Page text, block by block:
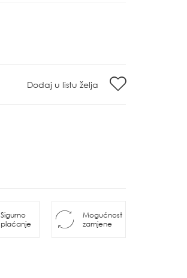
Dodaj u listu želja
Sigurno
plaćanje
Mogućnost
zamjene